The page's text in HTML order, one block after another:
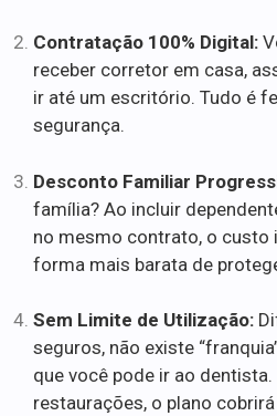
Contratação 100% Digital:
receber corretor em casa,
ir até um escritório. Tudo é
segurança.
Desconto Familiar
família? Ao incluir
no mesmo contrato, o custo
forma mais barata de
Sem Limite de Utilização:
seguros, não existe
que você pode ir ao
restaurações, o plano